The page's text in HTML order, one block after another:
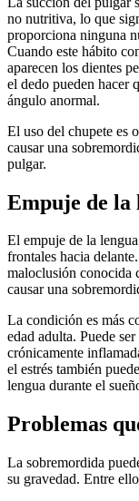
no nutritiva, lo que
proporciona ninguna
Cuando este hábito
aparecen los dientes
el dedo pueden hacer
ángulo anormal.
El uso del chupete es
causar una
pulgar.
Empuje de la
El empuje de la
frontales hacia
maloclusión conocida
causar una
La condición es más
edad adulta. Puede
crónicamente
el estrés también
lengua durante el
Problemas
La sobremordida
su gravedad. Entre